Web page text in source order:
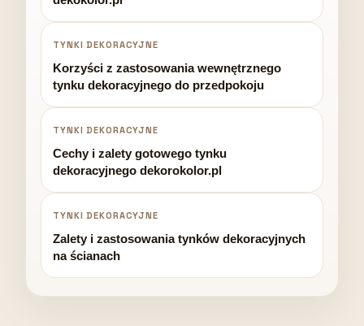
TYNKI DEKORACYJNE
Korzyści z zastosowania wewnętrznego
tynku dekoracyjnego do przedpokoju
TYNKI DEKORACYJNE
Cechy i zalety gotowego tynku
dekoracyjnego dekorokolor.pl
TYNKI DEKORACYJNE
Zalety i zastosowania tynków dekoracyjnych
na ścianach